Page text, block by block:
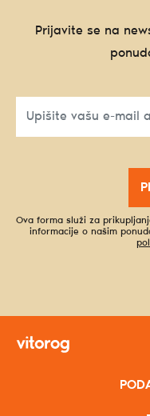
Prijavite se na
Ova forma služi za
informacije o našim